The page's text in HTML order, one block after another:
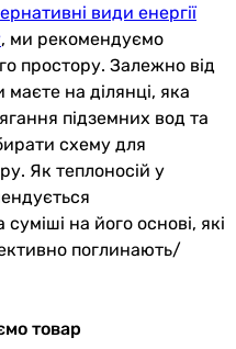
види енергії
, ми рекомендуємо
простору. Залежно від
маєте на ділянці, яка
підземних вод та
схему для
Як теплоносій у
на його основі, які
поглинають/
товар